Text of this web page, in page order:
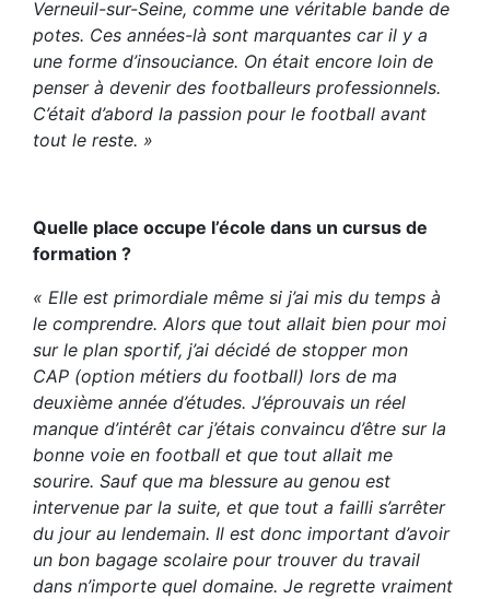
Verneuil-sur-Seine, comme une véritable bande de
potes. Ces années-là sont marquantes car il y a
une forme d’insouciance. On était encore loin de
penser à devenir des footballeurs professionnels.
C’était d’abord la passion pour le football avant
tout le reste. »
Quelle place occupe l’école dans un cursus de
formation ?
« Elle est primordiale même si j’ai mis du temps à
le comprendre. Alors que tout allait bien pour moi
sur le plan sportif, j’ai décidé de stopper mon
CAP (option métiers du football) lors de ma
deuxième année d’études. J’éprouvais un réel
manque d’intérêt car j’étais convaincu d’être sur la
bonne voie en football et que tout allait me
sourire. Sauf que ma blessure au genou est
intervenue par la suite, et que tout a failli s’arrêter
du jour au lendemain. Il est donc important d’avoir
un bon bagage scolaire pour trouver du travail
dans n’importe quel domaine. Je regrette vraiment